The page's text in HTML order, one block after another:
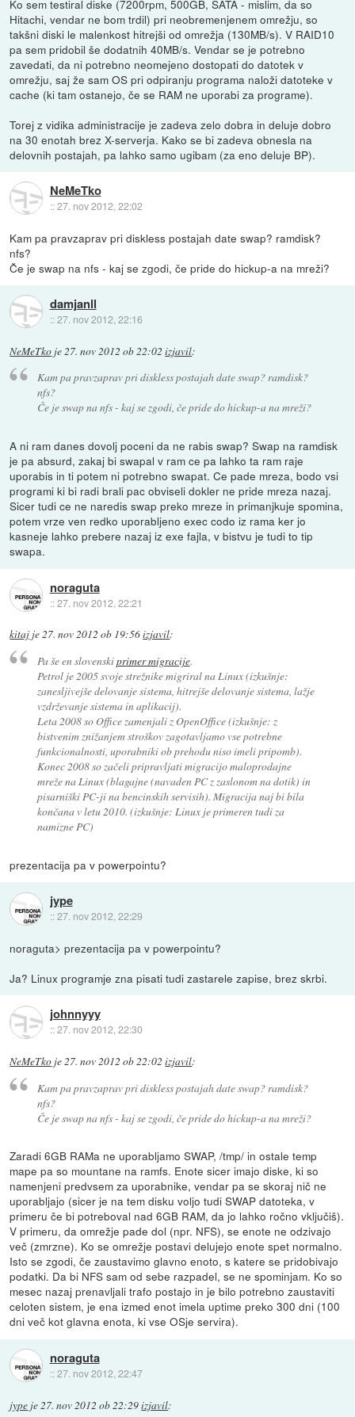
Ko sem testiral diske (7200rpm, 500GB, SATA - mislim, da so
Hitachi, vendar ne bom trdil) pri neobremenjenem omrežju, so
takšni diski le malenkost hitrejši od omrežja (130MB/s). V RAID10
pa sem pridobil še dodatnih 40MB/s. Vendar se je potrebno
zavedati, da ni potrebno neomejeno dostopati do datotek v
omrežju, saj že sam OS pri odpiranju programa naloži datoteke v
cache (ki tam ostanejo, če se RAM ne uporabi za programe).
Torej z vidika administracije je zadeva zelo dobra in deluje dobro
na 30 enotah brez X-serverja. Kako se bi zadeva obnesla na
delovnih postajah, pa lahko samo ugibam (za eno deluje BP).
NeMeTko
::27. nov 2012, 22:02
Kam pa pravzaprav pri diskless postajah date swap? ramdisk?
nfs?
Če je swap na nfs - kaj se zgodi, če pride do hickup-a na mreži?
damjanll
::27. nov 2012, 22:16
NeMeTko je27. nov 2012 ob 22:02 izjavil:
Kam pa pravzaprav pri diskless postajah date swap? ramdisk?
nfs?
Če je swap na nfs - kaj se zgodi, če pride do hickup-a na mreži?
A ni ram danes dovolj poceni da ne rabis swap? Swap na ramdisk
je pa absurd, zakaj bi swapal v ram ce pa lahko ta ram raje
uporabis in ti potem ni potrebno swapat. Ce pade mreza, bodo vsi
programi ki bi radi brali pac obviseli dokler ne pride mreza nazaj.
Sicer tudi ce ne naredis swap preko mreze in primanjkuje spomina,
potem vrze ven redko uporabljeno exec codo iz rama ker jo
kasneje lahko prebere nazaj iz exe fajla, v bistvu je tudi to tip
swapa.
noraguta
::27. nov 2012, 22:21
kitaj je27. nov 2012 ob 19:56izjavil:
Pa še en slovenskiprimer migracije.
Petrol je 2005 svoje strežnike migriral na Linux (izkušnje:
zanesljivejše delovanje sistema, hitrejše delovanje sistema, lažje
vzdrževanje sistema in aplikacij).
Leta 2008 so Office zamenjali z OpenOffice (izkušnje: z
bistvenim znižanjem stroškov zagotavljamo vse potrebne
funkcionalnosti, uporabniki ob prehodu niso imeli pripomb).
Konec 2008 so začeli pripravljati migracijo maloprodajne
mreže na Linux (blagajne (navaden PC z zaslonom na dotik) in
pisarniški PC-ji na bencinskih servisih). Migracija naj bi bila
končana v letu 2010. (izkušnje: Linux je primeren tudi za
namizne PC)
prezentacija pa v powerpointu?
jype
::27. nov 2012, 22:29
noraguta> prezentacija pa v powerpointu?
Ja? Linux programje zna pisati tudi zastarele zapise, brez skrbi.
johnnyyy
::27. nov 2012, 22:30
NeMeTko je27. nov 2012 ob 22:02 izjavil:
Kam pa pravzaprav pri diskless postajah date swap? ramdisk?
nfs?
Če je swap na nfs - kaj se zgodi, če pride do hickup-a na mreži?
Zaradi 6GB RAMa ne uporabljamo SWAP, /tmp/ in ostale temp
mape pa so mountane na ramfs. Enote sicer imajo diske, ki so
namenjeni predvsem za uporabnike, vendar pa se skoraj nič ne
uporabljajo (sicer je na tem disku voljo tudi SWAP datoteka, v
primeru če bi potreboval nad 6GB RAM, da jo lahko ročno vključiš).
V primeru, da omrežje pade dol (npr. NFS), se enote ne odzivajo
več (zmrzne). Ko se omrežje postavi delujejo enote spet normalno.
Isto se zgodi, če zaustavimo glavno enoto, s katere se pridobivajo
podatki. Da bi NFS sam od sebe razpadel, se ne spominjam. Ko so
mesec nazaj prenavljali trafo postajo in je bilo potrebno zaustaviti
celoten sistem, je ena izmed enot imela uptime preko 300 dni (100
dni več kot glavna enota, ki vse OSje servira).
noraguta
::27. nov 2012, 22:47
jype je 27. nov 2012 ob 22:29izjavil: